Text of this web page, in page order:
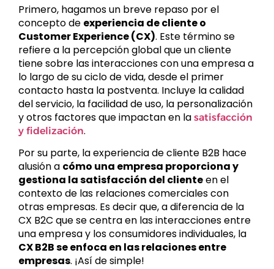
Primero, hagamos un breve repaso por el
concepto de experiencia de cliente o
Customer Experience (CX). Este término se
refiere a la percepción global que un cliente
tiene sobre las interacciones con una empresa a
lo largo de su ciclo de vida, desde el primer
contacto hasta la postventa. Incluye la calidad
del servicio, la facilidad de uso, la personalización
y otros factores que impactan en la satisfacción
y fidelización.
Por su parte, la experiencia de cliente B2B hace
alusión a cómo una empresa proporciona y
gestiona la satisfacción del clienteen el
contexto de las relaciones comerciales con
otras empresas. Es decir que, a diferencia de la
CX B2C que se centra en las interacciones entre
una empresa y los consumidores individuales, la
CX B2B se enfoca en las relaciones entre
empresas. ¡Así de simple!